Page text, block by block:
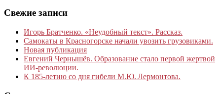
Свежие записи
Игорь Братченко. «Неудобный текст». Рассказ.
Самокаты в Красногорске начали увозить грузовиками.
Новая публикация
Евгений Чернышёв. Образование стало первой жертвой
ИИ-революции.
К 185‑летию со дня гибели М.Ю. Лермонтова.